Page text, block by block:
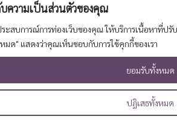
ความเป็นส่วนตัวของคุณ
ระสบการณ์การท่องเว็บของคุณ ให้บริการเนื้อหาที่ป
มด" แสดงว่าคุณเห็นชอบกับการใช้คุกกี้ของเรา
ปฏิเสธทั้งหมด
ยอมรับทั้งหมด